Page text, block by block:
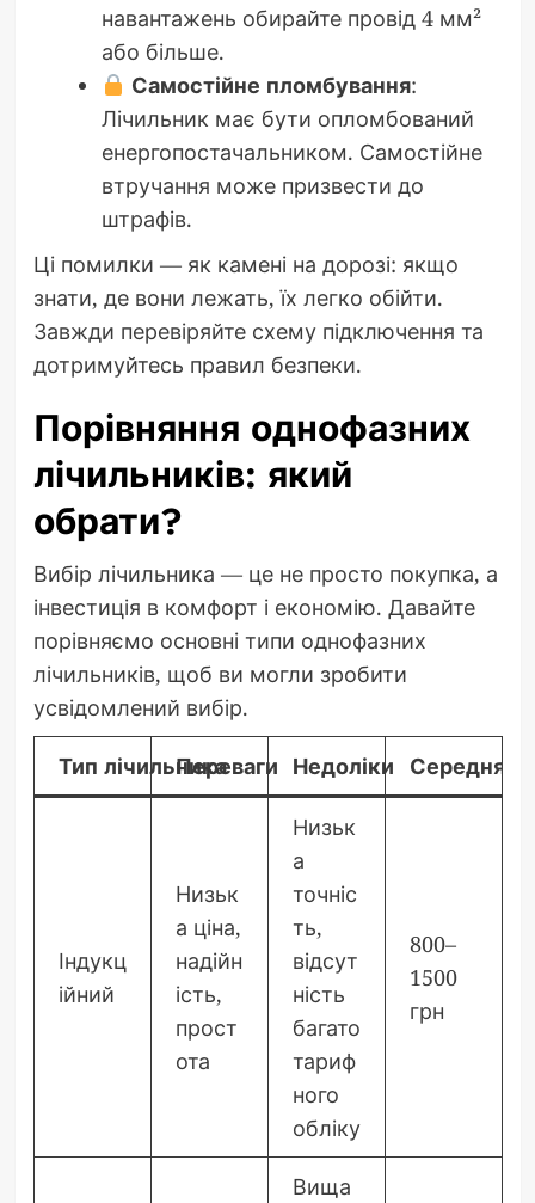
навантажень обирайте провід 4 мм²
або більше.
Самостійне пломбування:
Лічильник має бути опломбований
енергопостачальником. Самостійне
втручання може призвести до
штрафів.
Ці помилки — як камені на дорозі: якщо
знати, де вони лежать, їх легко обійти.
Завжди перевіряйте схему підключення та
дотримуйтесь правил безпеки.
Порівняння однофазних
лічильників: який
обрати?
Вибір лічильника — це не просто покупка, а
інвестиція в комфорт і економію. Давайте
порівняємо основні типи однофазних
лічильників, щоб ви могли зробити
усвідомлений вибір.
Тип лічильникаПереваги Недоліки Середня
Індукц
ійний
Низьк
а ціна,
надійн
ість,
прост
ота
Низьк
а
точніс
ть,
відсут
ність
багато
тариф
ного
обліку
800–
1500
грн
Вища